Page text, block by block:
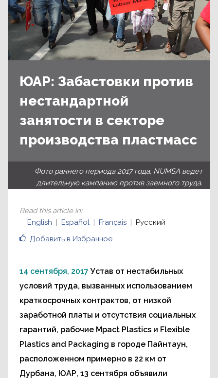
ЮАР: Забастовки против
нестандартной
занятости в секторе
производства пластмасс
Фото раннего периода 2017 года, NUMSA ведет
длительную кампанию против заемного труда.
Добавить в Избранное
Read this article in:
English
Español Français Русский
14 сентября, 2017 Устав от нестабильных
условий труда, вызванных использованием
краткосрочных контрактов, от низкой
заработной платы и отсутствия социальных
гарантий, рабочие Mpact Plastics и Flexible
Plastics and Packaging в городе Пайнтаун,
расположенном примерно в 22 км от
Дурбана, ЮАР, 13 сентября объявили